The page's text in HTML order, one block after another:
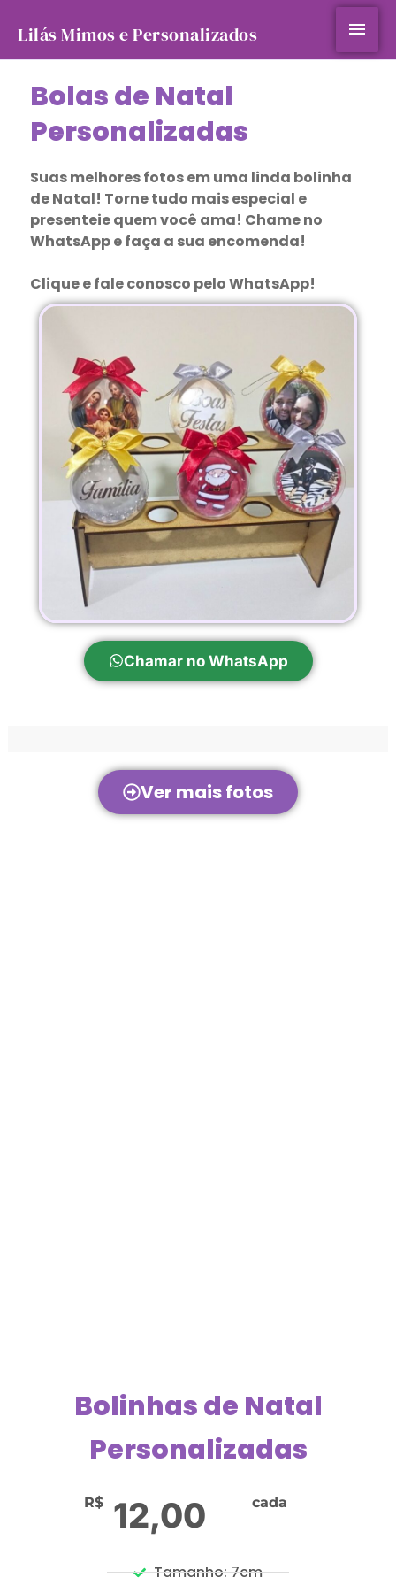
para
conteúdo
Lilás Mimos e Personalizados
Bolas de Natal
Personalizadas
Suas melhores fotos em uma linda bolinha
de Natal! Torne tudo mais especial e
presenteie quem você ama! Chame no
WhatsApp e faça a sua encomenda!
Clique e fale conosco pelo WhatsApp!
Chamar no WhatsApp
Ver mais fotos
Bolinhas de Natal
Personalizadas
R$ 12,00 cada
Tamanho: 7cm